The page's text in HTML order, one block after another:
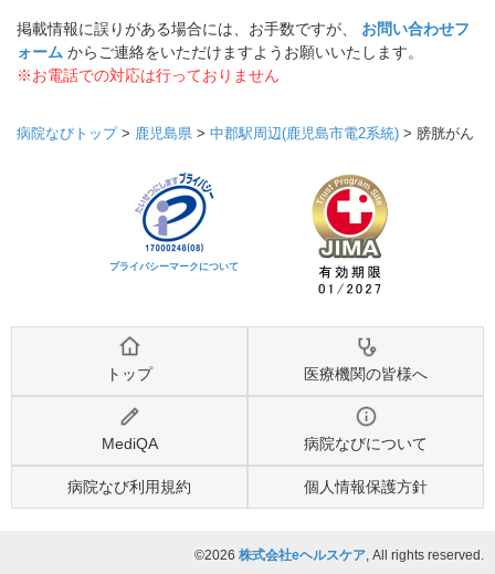
掲載情報に誤りがある場合には、お手数ですが、 お問い合わせフ
ォーム からご連絡をいただけますようお願いいたします。
※お電話での対応は行っておりません
病院なびトップ> 鹿児島県 > 中郡駅周辺(鹿児島市電2系統) > 膀胱がん
プライバシーマークについて
トップ 医療機関の皆様へ
MediQA 病院なびについて
病院なび利用規約 個人情報保護方針
©2026 株式会社eヘルスケア, All rights reserved.